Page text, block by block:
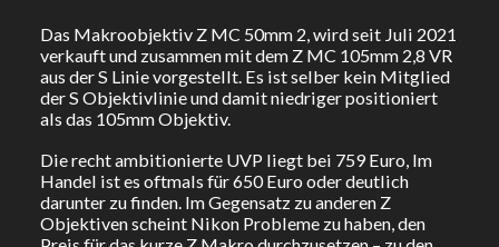
Das Makroobjektiv Z MC 50mm 2, wird seit Juli 2021
verkauft und zusammen mit dem Z MC 105mm 2,8 VR
aus der S Linie vorgestellt. Es ist selber kein Mitglied
der S Objektivlinie und damit niedriger positioniert
als das 105mm Objektiv.
Die recht ambitionierte UVP liegt bei 759 Euro, Im
Handel ist es oftmals für 650 Euro oder deutlich
darunter zu finden. Im Gegensatz zu anderen Z
Objektiven scheint Nikon Probleme zu haben, den